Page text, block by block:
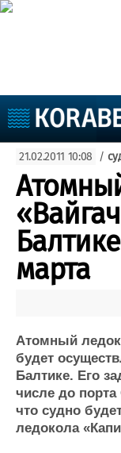
Судоходство
Судоремонт
События
Пресс-релизы
Порты
Рыболовство
ВМФ
Образование
Яхты и катера
Еще
Пульс
Новости
Компании
Репутация
Работа
Крюинг
21.02.2011 10:08 /
марта
Атомный
будет
Балтике. Его
числе до порта
что судно
ледокола